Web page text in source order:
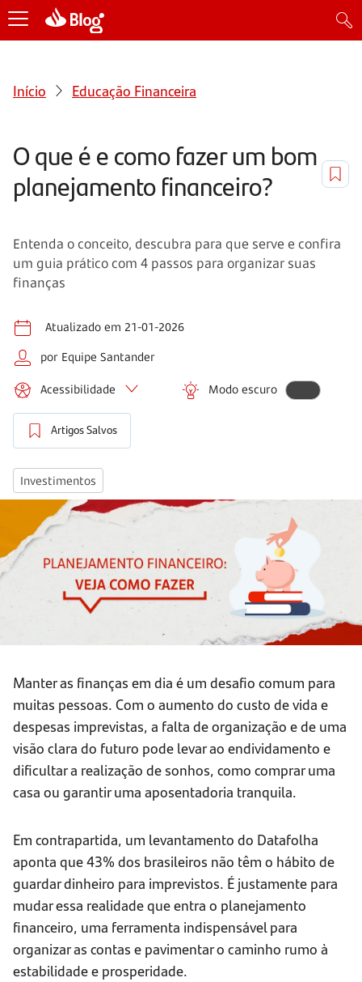
Início Educação Financeira
O que é e como fazer um bom
planejamento financeiro?
Entenda o conceito, descubra para que serve e confira
um guia prático com 4 passos para organizar suas
finanças
Atualizado em 21-01-2026
por Equipe Santander
Acessibilidade Modo escuro
Artigos Salvos
Investimentos
Manter as finanças em dia é um desafio comum para
muitas pessoas. Com o aumento do custo de vida e
despesas imprevistas, a falta de organização e de uma
visão clara do futuro pode levar ao endividamento e
dificultar a realização de sonhos, como comprar uma
casa ou garantir uma aposentadoria tranquila.
Em contrapartida, um levantamento do Datafolha
aponta que 43% dos brasileiros não têm o hábito de
guardar dinheiro para imprevistos. É justamente para
mudar essa realidade que entra o planejamento
financeiro, uma ferramenta indispensável para
organizar as contas e pavimentar o caminho rumo à
estabilidade e prosperidade.